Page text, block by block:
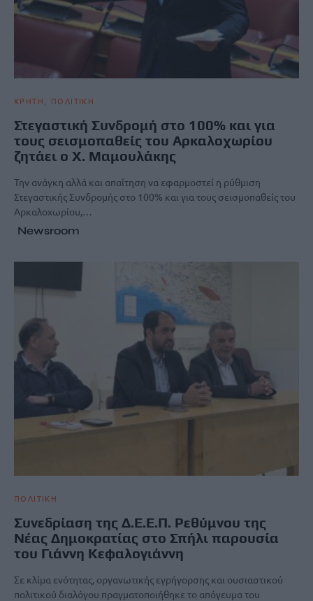
ΚΡΗΤΗ ΠΟΛΙΤΙΚΗ
Στεγαστική Συνδρομή στο 100% και για
τους σεισμοπαθείς του Αρκαλοχωρίου
ζητάει ο Χ. Μαμουλάκης
Την ανάγκη αλλά και απαίτηση να εφαρμοστεί η ρύθμιση
Στεγαστικής Συνδρομής στο 100% και για τους σεισμοπαθείς του
Αρκαλοχωρίου,…
Newsroom
ΠΟΛΙΤΙΚΗ
Συνεδρίαση της Δ.Ε.Ε.Π. Ρεθύμνου της
Νέας Δημοκρατίας στο Σπήλι παρουσία
του Γιάννη Κεφαλογιάννη
Σε κλίμα ενότητας, οργανωτικής εγρήγορσης και ουσιαστικού
πολιτικού διαλόγου πραγματοποιήθηκε το απόγευμα του